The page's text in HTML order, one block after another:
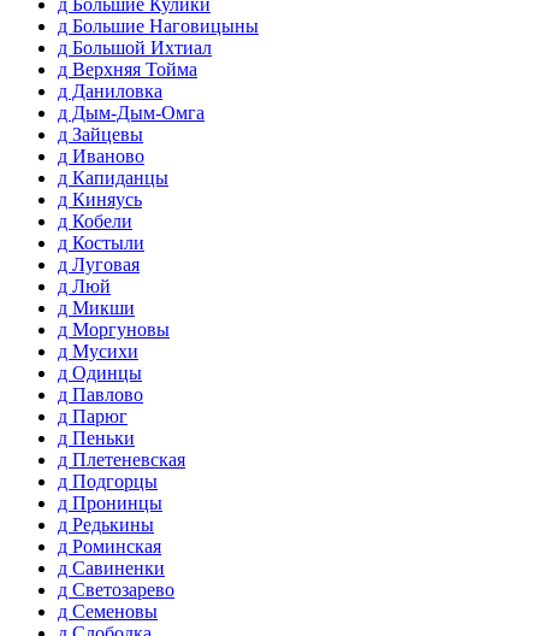
д Большие Наговицыны
д Большой Ихтиал
д Верхняя Тойма
д Даниловка
д Дым-Дым-Омга
д Зайцевы
д Иваново
д Капиданцы
д Киняусь
д Кобели
д Костыли
д Луговая
д Люй
д Микши
д Моргуновы
д Мусихи
д Одинцы
д Павлово
д Парюг
д Пеньки
д Плетеневская
д Подгорцы
д Пронинцы
д Редькины
д Роминская
д Савиненки
д Светозарево
д Семеновы